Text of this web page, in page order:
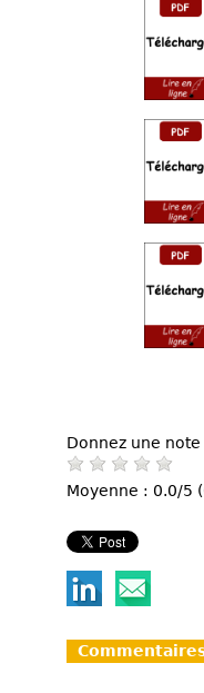
Donnez une note
Moyenne : 0.0/5